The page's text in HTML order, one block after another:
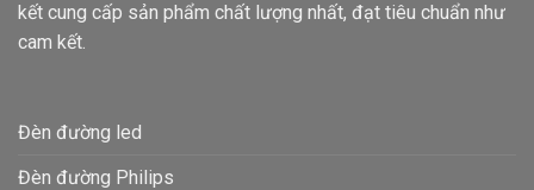
kết cung cấp sản phẩm chất lượng nhất, đạt tiêu chuẩn như
cam kết.
Đèn đường led
Đèn đường Philips